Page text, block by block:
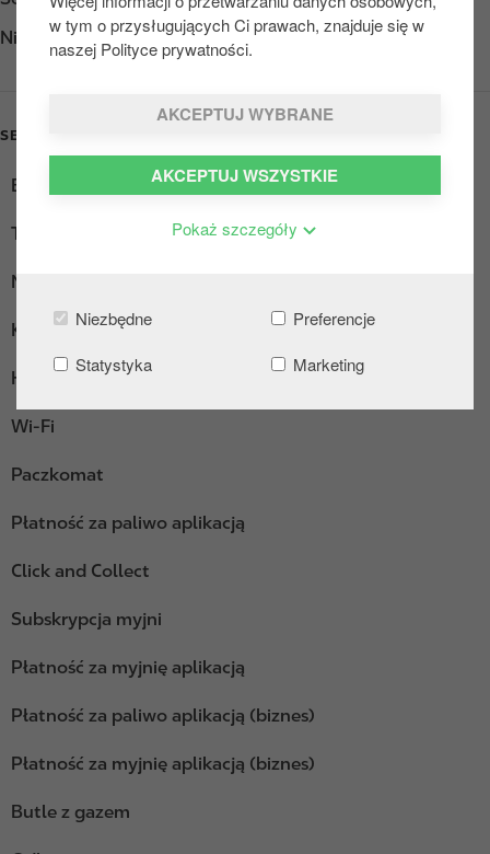
w tym o przysługujących Ci prawach, znajduje się w
naszej Polityce prywatności.
AKCEPTUJ WYBRANE
AKCEPTUJ WSZYSTKIE
Pokaż szczegóły
Niezbędne
Preferencje
Statystyka
Marketing
Niedziela
Otwarte 24/7
SERVICES
Ekspres do kawy
Truck Diesel
Myjnia
Kącik wypoczynkowy
Hot Dogi
Wi-Fi
Paczkomat
Płatność za paliwo aplikacją
Click and Collect
Subskrypcja myjni
Płatność za myjnię aplikacją
Płatność za paliwo aplikacją (biznes)
Płatność za myjnię aplikacją (biznes)
Butle z gazem